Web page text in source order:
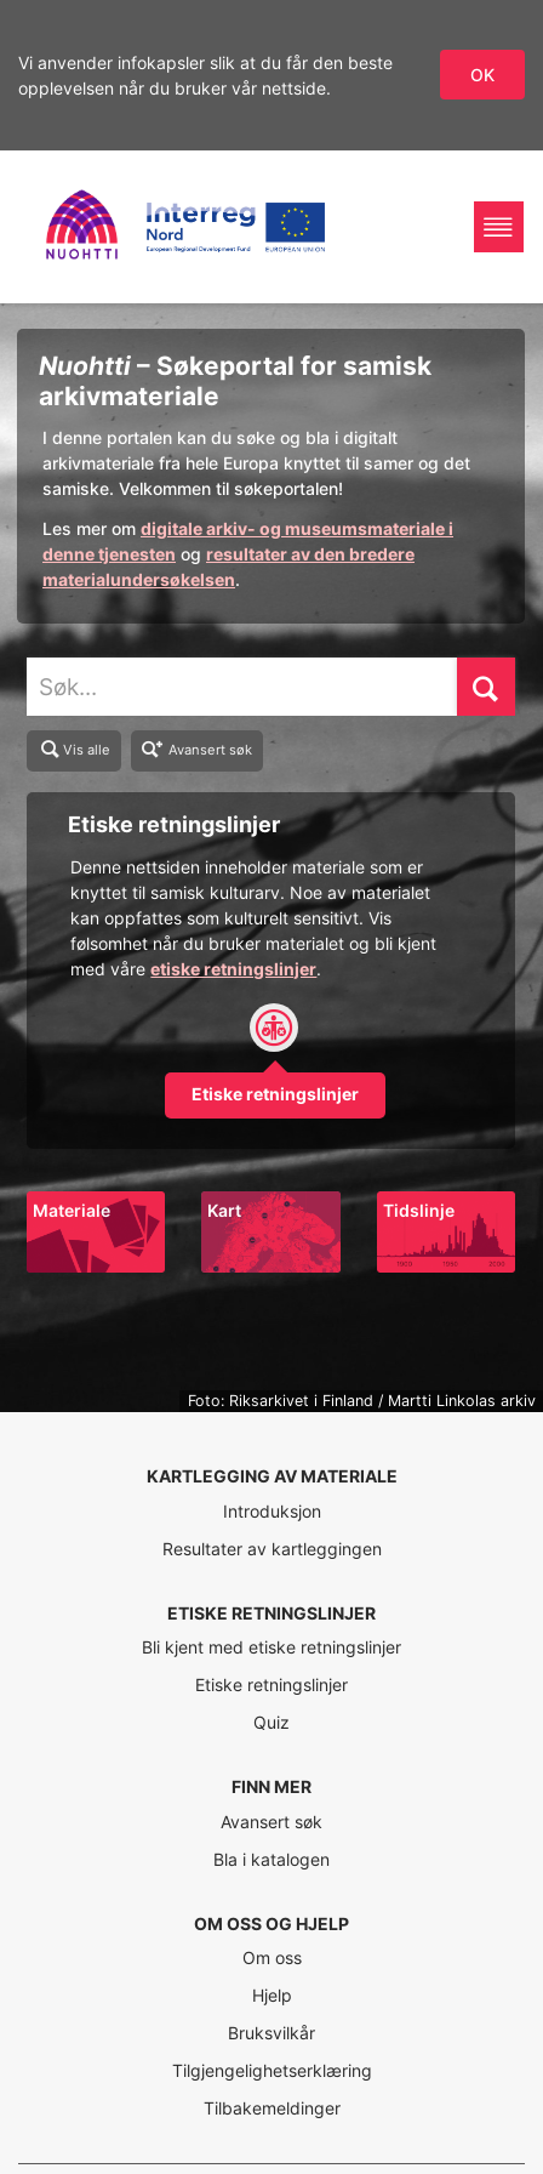
Vi anvender infokapsler slik at du får den beste
opplevelsen når du bruker vår nettside.
OK
søket
innhold
Home
Page
Interreg
Nord
Søk
Nuohtti – Søkeportal for samisk
arkivmateriale
I denne portalen kan du søke og bla i digitalt
arkivmateriale fra hele Europa knyttet til samer og det
samiske. Velkommen til søkeportalen!
Les mer om digitale arkiv- og museumsmateriale i
denne tjenesten og resultater av den bredere
materialundersøkelsen.
Vis alle Avansert søk
Etiske retningslinjer
Denne nettsiden inneholder materiale som er
knyttet til samisk kulturarv. Noe av materialet
kan oppfattes som kulturelt sensitivt. Vis
følsomhet når du bruker materialet og bli kjent
med våreetiske retningslinjer.
Etiske retningslinjer
Materiale Kart Tidslinje
Foto: Riksarkivet i Finland / Martti Linkolas arkiv
KARTLEGGING AV MATERIALE
Introduksjon
Resultater av kartleggingen
ETISKE RETNINGSLINJER
Bli kjent med etiske retningslinjer
Etiske retningslinjer
Quiz
FINN MER
Avansert søk
Bla i katalogen
OM OSS OG HJELP
Om oss
Hjelp
Bruksvilkår
Tilgjengelighetserklæring
Tilbakemeldinger